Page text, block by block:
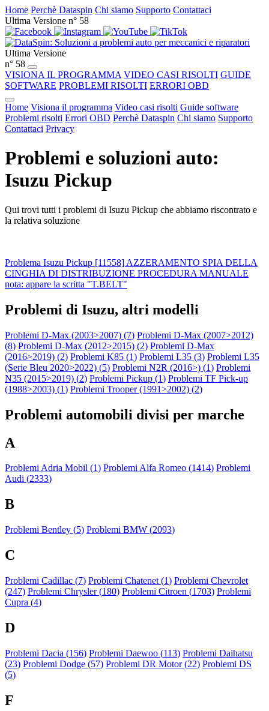
Home Perchè Dataspin Chi siamo Supporto Contattaci
Ultima Versione n° 58
Ultima Versione
n° 58
VISIONA IL PROGRAMMA VIDEO CASI RISOLTI GUIDE
SOFTWARE PROBLEMI RISOLTI ERRORI OBD
Home Visiona il programma Video casi risolti Guide software
Problemi risolti Errori OBD Perchè Dataspin Chi siamo Supporto
Contattaci Privacy
Problemi e soluzioni auto:
Isuzu Pickup
Qui trovi tutti i problemi di Isuzu Pickup che abbiamo riscontrato e
la relativa soluzione
Problema Isuzu Pickup [11558] AZZERAMENTO SPIA DELLA
CINGHIA DI DISTRIBUZIONE PROCEDURA MANUALE
nota: appare la scritta "T.BELT"
Problemi di Isuzu, altri modelli
Problemi D-Max (2003>2007) (7) Problemi D-Max (2007>2012)
(8) Problemi D-Max (2012>2015) (2) Problemi D-Max
(2016>2019) (2) Problemi K85 (1) Problemi L35 (3) Problemi L35
(Serie Bleu 2020>2022) (5) Problemi N2R (2016>) (1) Problemi
N35 (2015>2019) (2) Problemi Pickup (1) Problemi TF Pick-up
(1988>2003) (1) Problemi Trooper (1991>2002) (2)
Problemi automobili divisi per marche
A
Problemi Adria Mobil (1) Problemi Alfa Romeo (1414) Problemi
Audi (2333)
B
Problemi Bentley (5) Problemi BMW (2093)
C
Problemi Cadillac (7) Problemi Chatenet (1) Problemi Chevrolet
(247) Problemi Chrysler (180) Problemi Citroen (1703) Problemi
Cupra (4)
D
Problemi Dacia (156) Problemi Daewoo (113) Problemi Daihatsu
(23) Problemi Dodge (57) Problemi DR Motor (22) Problemi DS
(5)
F